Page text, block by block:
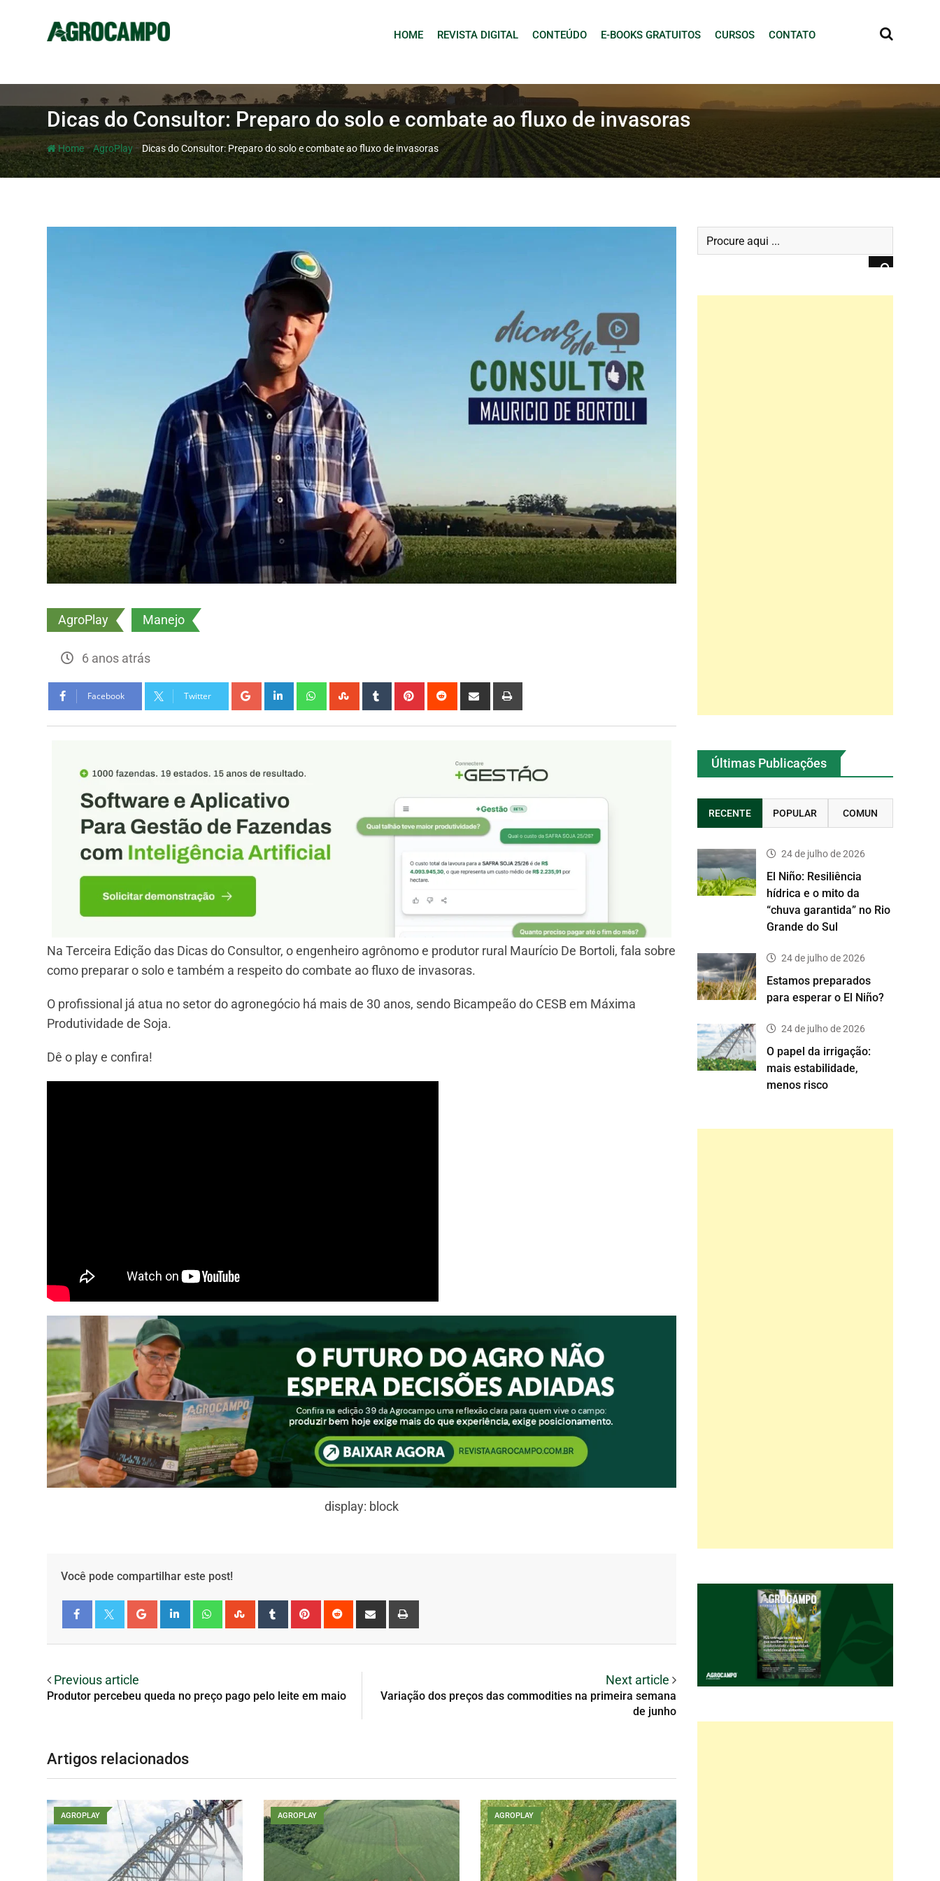
HOME REVISTA DIGITAL CONTEÚDO E-BOOKS GRATUITOS CURSOS CONTATO
Dicas do Consultor: Preparo do solo e combate ao fluxo de invasoras
Home-AgroPlay -Dicas do Consultor: Preparo do solo e combate ao fluxo de invasoras
AgroPlay Manejo
6 anos atrás
Facebook Twitter
Na Terceira Edição das Dicas do Consultor, o engenheiro agrônomo e produtor rural Maurício De Bortoli, fala sobre
como preparar o solo e também a respeito do combate ao fluxo de invasoras.
O profissional já atua no setor do agronegócio há mais de 30 anos, sendo Bicampeão do CESB em Máxima
Produtividade de Soja.
Dê o play e confira!
display: block
Você pode compartilhar este post!
FacebookTwitter
Previous article
Produtor percebeu queda no preço pago pelo leite em maio
Next article
Variação dos preços das commodities na primeira semana
de junho
Artigos relacionados
AGROPLAY AGROPLAY AGROPLAY
Últimas Publicações
RECENTE POPULAR COMUN
24 de julho de 2026
El Niño: Resiliência
hídrica e o mito da
“chuva garantida” no Rio
Grande do Sul
24 de julho de 2026
Estamos preparados
para esperar o El Niño?
24 de julho de 2026
O papel da irrigação:
mais estabilidade,
menos risco